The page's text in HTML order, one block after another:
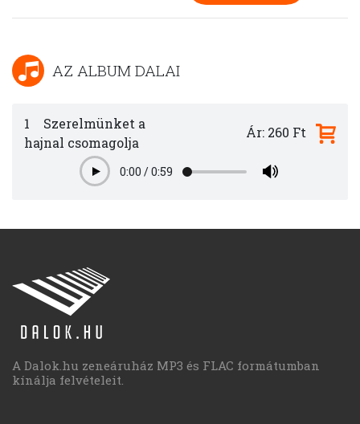
AZ ALBUM DALAI
1
Szerelmünket a
hajnal csomagolja
Play0:00 /0:59
Ár: 260 Ft
A Dalok.hu zeneáruház MP3 és FLAC formátumban
kínálja felvételeit.